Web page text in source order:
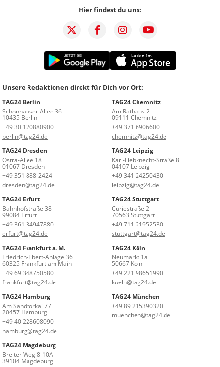
Hier findest du uns:
Unsere Redaktionen direkt für Dich vor Ort:
TAG24 Berlin
Schönhauser Allee 36
10435 Berlin
+49 30 120880900
berlin@tag24.de
TAG24 Chemnitz
Am Rathaus 2
09111 Chemnitz
+49 371 6906600
chemnitz@tag24.de
TAG24 Dresden
Ostra-Allee 18
01067 Dresden
+49 351 888-2424
dresden@tag24.de
TAG24 Leipzig
Karl-Liebknecht-Straße 8
04107 Leipzig
+49 341 24250430
leipzig@tag24.de
TAG24 Erfurt
Bahnhofstraße 38
99084 Erfurt
+49 361 34947880
erfurt@tag24.de
TAG24 Stuttgart
Curiestraße 2
70563 Stuttgart
+49 711 21952530
stuttgart@tag24.de
TAG24 Frankfurt a. M.
Friedrich-Ebert-Anlage 36
60325 Frankfurt am Main
+49 69 348750580
frankfurt@tag24.de
TAG24 Köln
Neumarkt 1a
50667 Köln
+49 221 98651990
koeln@tag24.de
TAG24 Hamburg
Am Sandtorkai 77
20457 Hamburg
+49 40 228608090
hamburg@tag24.de
TAG24 München
+49 89 215390320
muenchen@tag24.de
TAG24 Magdeburg
Breiter Weg 8-10A
39104 Magdeburg